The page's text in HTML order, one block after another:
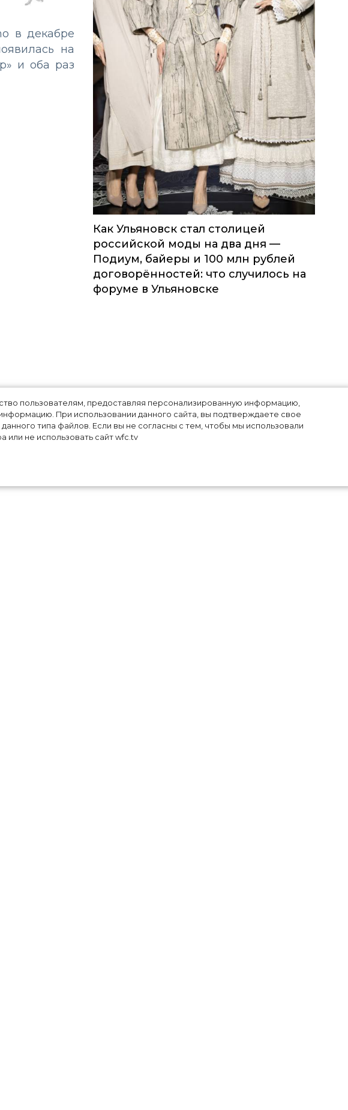
пользователям, предоставляя персонализированную информацию,
При использовании данного сайта, вы подтверждаете свое
типа файлов. Если вы не согласны с тем, чтобы мы использовали
не использовать сайт wfc.tv
в декабре
на
и оба раз
Как Ульяновск стал столицей
российской моды на два дня —
Подиум, байеры и 100 млн рублей
договорённостей: что случилось на
форуме в Ульяновске